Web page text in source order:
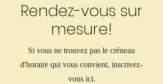
Rendez-vous sur
mesure!
Si vous ne trouvez pas le créneau
d'horaire qui vous convient, inscrivez-
vous ici.